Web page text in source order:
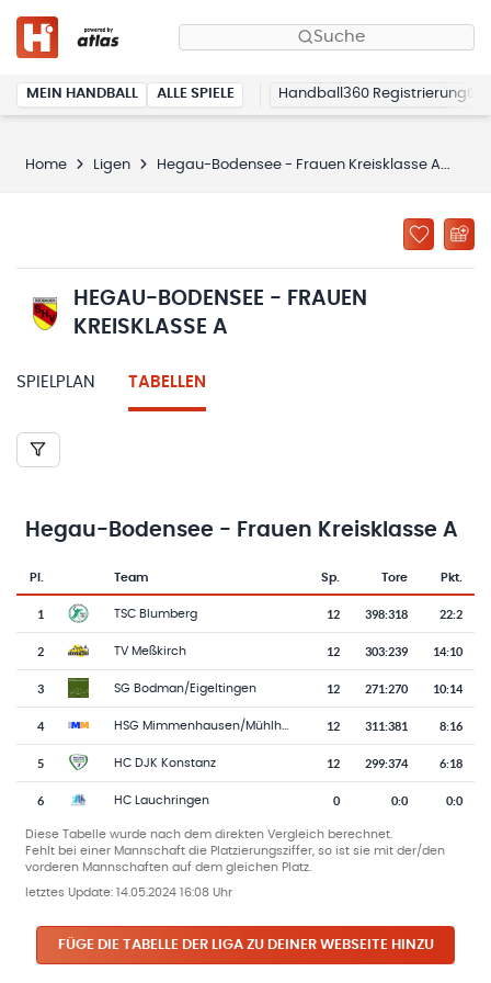
Suche
MEIN HANDBALL ALLE SPIELE Handball360 Registrierung
Home Ligen Hegau-Bodensee - Frauen Kreisklasse A
HEGAU-BODENSEE - FRAUEN
KREISKLASSE A
SPIELPLAN TABELLEN
Hegau-Bodensee - Frauen Kreisklasse A
Tabelle mit Vereinsplatzierungen, Spielen, Toren und Punkten
Pl.
Team-Logo
Team Sp. Tore Pkt.
1 TSC Blumberg 12 398:318 22:2
2 TV Meßkirch 12 303:239 14:10
3 SG Bodman/Eigeltingen 12 271:270 10:14
4 12 311:381 8:16
5 HC DJK Konstanz 12 299:374 6:18
6 HC Lauchringen 0 0:0 0:0
Diese Tabelle wurde nach dem direkten Vergleich berechnet.
Fehlt bei einer Mannschaft die Platzierungsziffer, so ist sie mit der/den
vorderen Mannschaften auf dem gleichen Platz.
letztes Update: 14.05.2024 16:08 Uhr
FÜGE DIE TABELLE DER LIGA ZU DEINER WEBSEITE HINZU